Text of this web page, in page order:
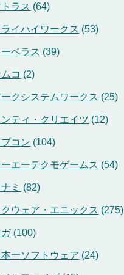
ラス (64)
イハイワークス (53)
ベラス (39)
コ (2)
クシステムワークス (25)
ンティ・クリエイツ (12)
プコン (104)
ーエーテクモゲームス (54)
ミ (82)
クウェア・エニックス (275)
(100)
本一ソフトウェア (24)